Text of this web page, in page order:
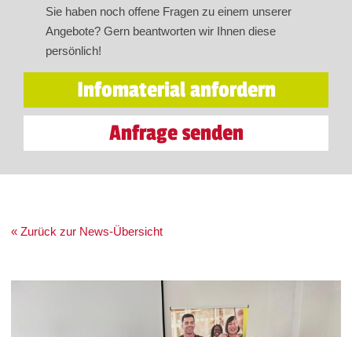
Sie haben noch offene Fragen zu einem unserer
Angebote? Gern beantworten wir Ihnen diese
persönlich!
Infomaterial anfordern
Anfrage senden
« Zurück zur News-Übersicht